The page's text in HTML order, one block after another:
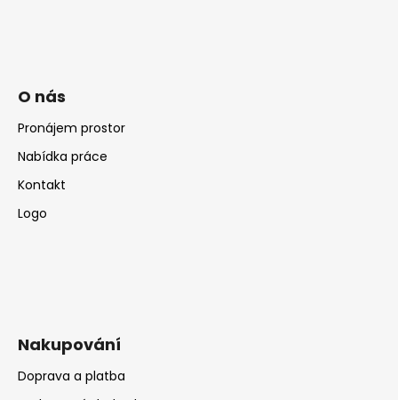
e
O nás
Pronájem prostor
Nabídka práce
Kontakt
Logo
Nakupování
Doprava a platba